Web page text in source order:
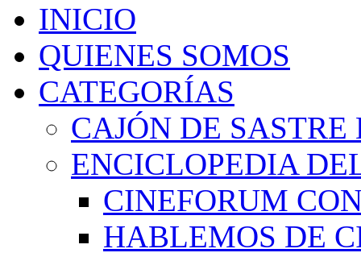
INICIO
QUIENES SOMOS
CATEGORÍAS
CAJÓN DE
ENCICLOPEDIA
CINEFORUM
HABLEMOS DE